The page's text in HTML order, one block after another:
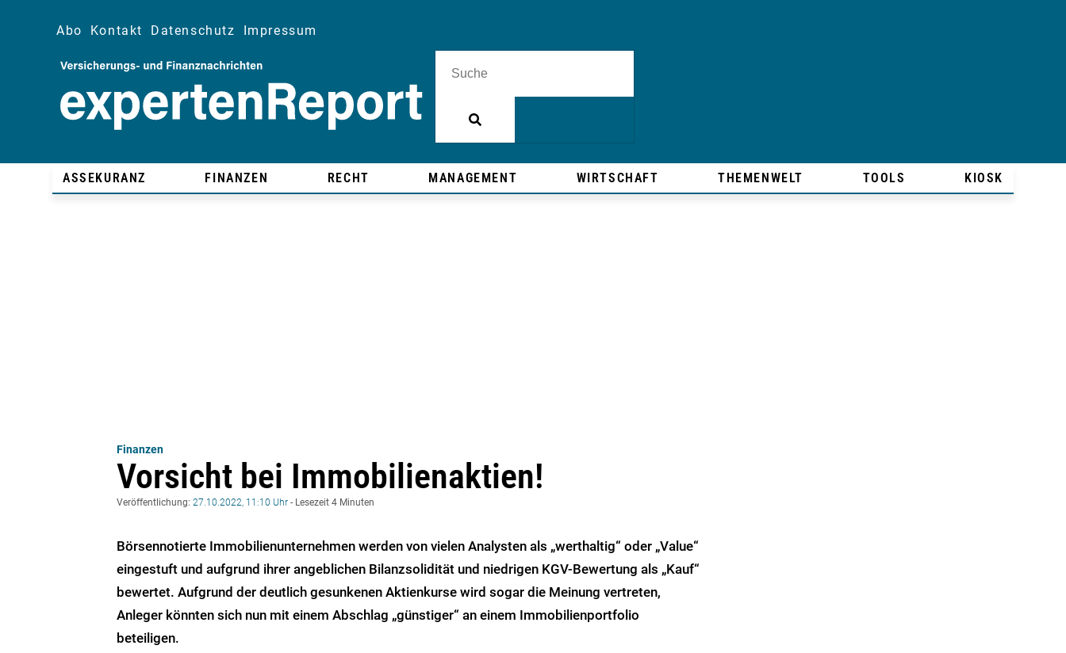
Abo Kontakt Datenschutz Impressum
ASSEKURANZ FINANZEN RECHT MANAGEMENT WIRTSCHAFT THEMENWELT TOOLS KIOSK
Finanzen
Vorsicht bei Immobilienaktien!
Veröffentlichung: 27.10.2022, 11:10 Uhr - Lesezeit 4 Minuten
Börsennotierte Immobilienunternehmen werden von vielen Analysten als „werthaltig“ oder „Value“
eingestuft und aufgrund ihrer angeblichen Bilanzsolidität und niedrigen KGV-Bewertung als „Kauf“
bewertet. Aufgrund der deutlich gesunkenen Aktienkurse wird sogar die Meinung vertreten,
Anleger könnten sich nun mit einem Abschlag „günstiger“ an einem Immobilienportfolio
beteiligen.